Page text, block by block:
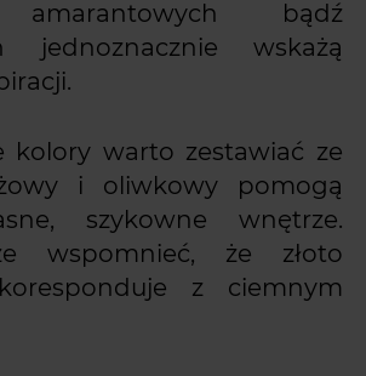
amarantowych bądź
jednoznacznie wskażą
kolory warto zestawiać ze
i oliwkowy pomogą
szykowne wnętrze.
wspomnieć, że złoto
z ciemnym